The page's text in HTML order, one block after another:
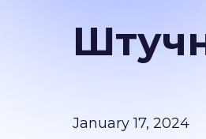
January 17, 2024